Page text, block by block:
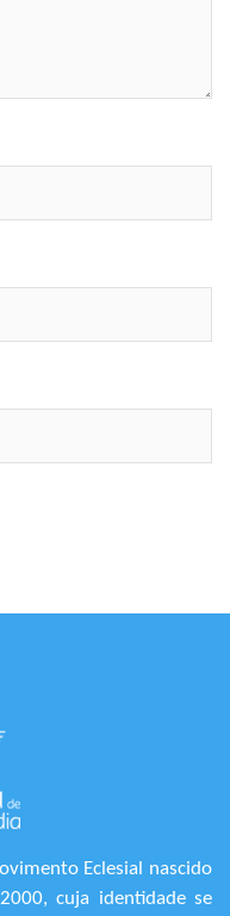
Eclesial nascido
cuja identidade se